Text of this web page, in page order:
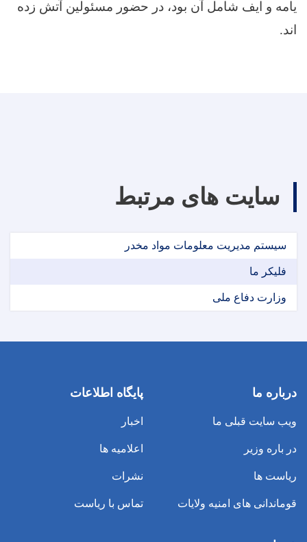
یامه و ایف شامل آن بود، در حضور مسئولین آتش زده
اند.
سایت های مرتبط
سیستم مدیریت معلومات مواد مخدر
فلیکر ما
وزارت دفاع ملی
درباره ما
ویب سایت قبلی ما
در باره وزیر
ریاست ها
قوماندانی های امنیه ولایات
پایگاه اطلاعات
اخبار
اعلامیه ها
نشرات
تماس با ریاست